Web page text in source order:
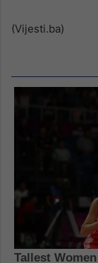
(Vijesti.ba)